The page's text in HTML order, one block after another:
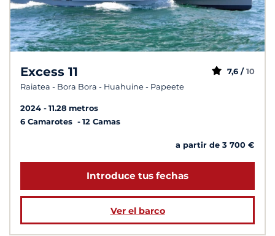
Excess 11
Raiatea - Bora Bora - Huahuine - Papeete
7,6 / 10
2024
11.28 metros
6 Camarotes
12 Camas
a partir de 3 700 €
Introduce tus fechas
Ver el barco